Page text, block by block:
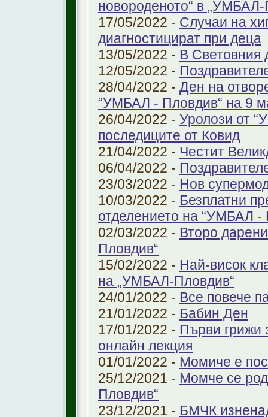
новороденото“ в „УМБАЛ-
17/05/2022 - Случаи на
диагностицират при деца
13/05/2022 - В Световния
12/05/2022 -
28/04/2022 - Ден на
“УМБАЛ - Пловдив“ на 9
26/04/2022 - Уролози от
последиците от Ковид
21/04/2022 - Честит
06/04/2022 -
23/03/2022 - Нов
10/03/2022 - Безплатни
отделението на “УМБАЛ -
02/03/2022 - Второ
Пловдив“
15/02/2022 - Най-висок
на „УМБАЛ-Пловдив“
24/01/2022 - Все повече
21/01/2022 - Бабин Ден
17/01/2022 - Първи грижи
онлайн лекция
01/01/2022 - Момиче е
25/12/2021 - Момче се
Пловдив“
23/12/2021 - БМЧК